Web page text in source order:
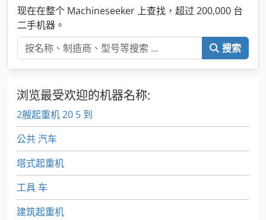
现在在整个 Machineseeker 上查找，超过 200,000 台
二手机器。
搜索
浏览最受欢迎的机器名称:
2艘起重机 20 5 到
公共 汽车
塔式起重机
工具 车
建筑起重机